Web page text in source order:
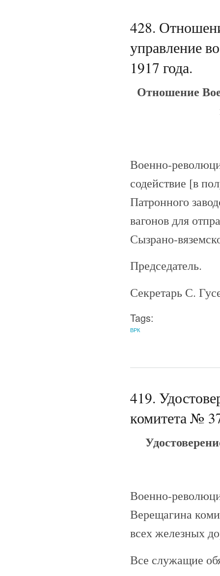
428.
управление
1917 года.
Отношение
Военно-
содействие [в
Патронного
вагонов для
Сызрано-
Председатель.
Секретарь С.
Tags:
ВРК
419.
комитета №
Военно-
Верещагина
всех железных
Все служащие